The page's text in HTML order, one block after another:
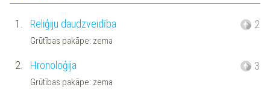
1. Reliģiju daudzveidība
Grūtības pakāpe: zema
2
2. Hronoloģija
Grūtības pakāpe: zema
3